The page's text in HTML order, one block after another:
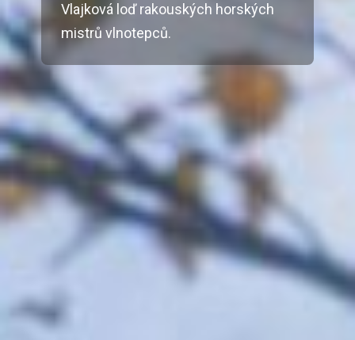
Vlajková loď rakouských horských
mistrů vlnotepců.